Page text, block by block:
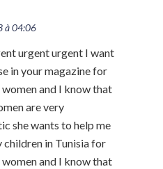
à 04:06
urgent urgent I want
in your magazine for
and I know that
are very
she wants to help me
children in Tunisia for
and I know that